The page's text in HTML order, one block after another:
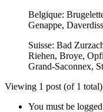
Belgique:
Genappe,
Suisse: Bad
Riehen, Broye,
Grand-Saconnex,
Viewing 1 post (of 1 total)
You must be